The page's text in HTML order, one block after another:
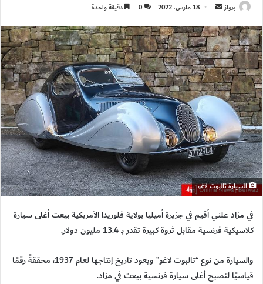
برواز
أرسل
إلكترونيا
18 مارس، 2022 0 دقيقة واحدة
السيارة تالبوت لاغو
في مزاد علني أقيم في جزيرة أميليا بولاية فلوريدا الأمريكية بيعت أغلى سيارة
كلاسيكية فرنسية مقابل ثروة كبيرة تقدر بـ 13.4 مليون دولار.
والسيارة من نوع “تالبوت لاغو” ويعود تاريخ إنتاجها لعام 1937، محققةً رقمًا
قياسيًا لتصبح أغلى سيارة فرنسية بيعت في مزاد.